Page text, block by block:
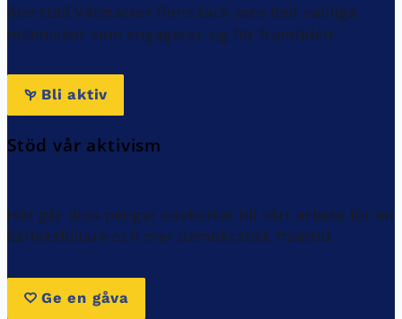
Återställ Våtmarker finns tack vare helt vanliga
människor som engagerar sig för framtiden.
Bli aktiv
Stöd vår aktivism
Här går dina pengar oavkortat till vårt arbete för en
kärleksfullare och mer demokratisk framtid.
Ge en gåva